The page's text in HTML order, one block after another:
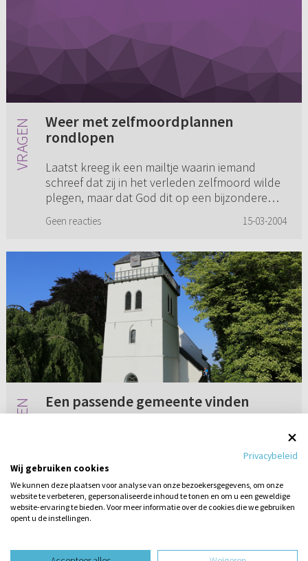
Weer met zelfmoordplannen
rondlopen
Laatst kreeg ik een mailtje waarin iemand
schreef dat zij in het verleden zelfmoord wilde
plegen, maar dat God dit op een bijzondere
zelfmoordplannen rond. Ik wi...
Geen reacties 15-03-2004
Een passende gemeente vinden
reformatorisch opgevoed. We willen op korte
termijn samen gaan wonen/trouwen. Nu zijn
we op een punt beland dat wij graag een ...
Geen reacties 15-03-2017
design website dooreen vraag
Privacybeleid
Wij gebruiken cookies
We kunnen deze plaatsen voor analyse van onze bezoekersgegevens, om onze
website te verbeteren, gepersonaliseerde inhoud te tonen en om u een geweldige
website-ervaring te bieden. Voor meer informatie over de cookies die we gebruiken
opent u de instellingen.